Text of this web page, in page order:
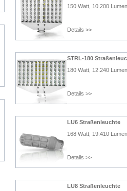
150 Watt, 10.200
Details >>
STRL-180
180 Watt, 12.240
Details >>
LU6 Straßenleuchte
168 Watt, 19.410
Details >>
LU8 Straßenleuchte